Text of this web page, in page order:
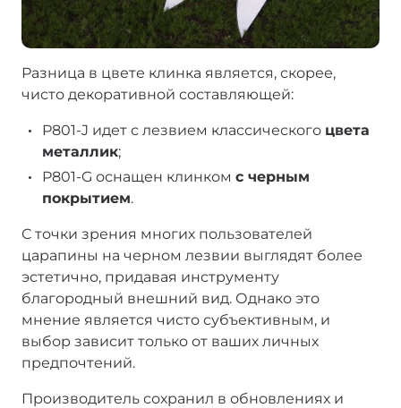
Разница в цвете клинка является, скорее,
чисто декоративной составляющей:
P801-J идет с лезвием классического цвета
металлик;
P801-G оснащен клинком с черным
покрытием.
С точки зрения многих пользователей
царапины на черном лезвии выглядят более
эстетично, придавая инструменту
благородный внешний вид. Однако это
мнение является чисто субъективным, и
выбор зависит только от ваших личных
предпочтений.
Производитель сохранил в обновлениях и